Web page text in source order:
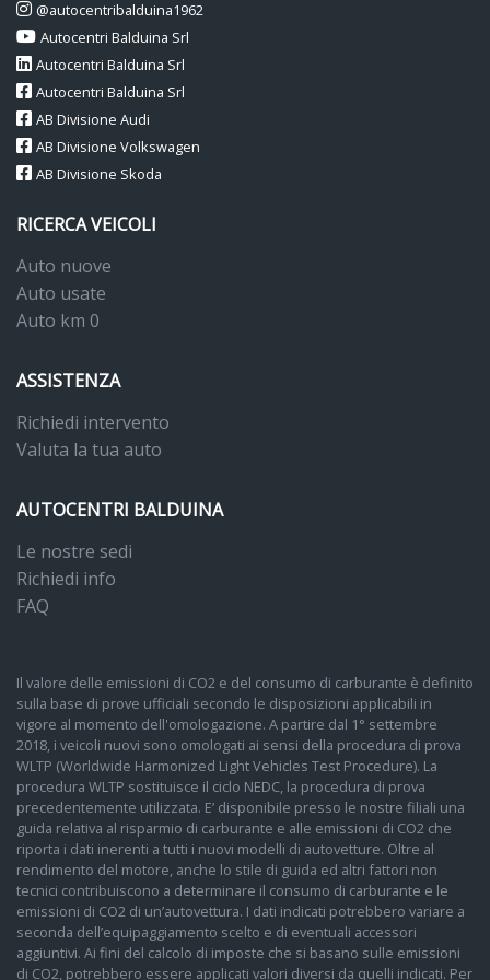
Stabilizzatore del rimorchio tsa
Supporto lombare a regolazione manuale per i sedili anteriori
Tappetini anteriori e posteriori in materiale riciclato
Tasche portaoggetti agli schienali dei sedili anteriori
Vano portaoggetti sotto il sedile lato passeggero
Vetri atermici
Volante multifunzione in pelle
Volante regolabile in altezza e profondità
@autocentribalduina1962
Autocentri Balduina Srl
Autocentri Balduina Srl
Autocentri Balduina Srl
AB Divisione Audi
AB Divisione Volkswagen
AB Divisione Skoda
RICERCA VEICOLI
Auto nuove
Auto usate
Auto km 0
ASSISTENZA
Richiedi intervento
Valuta la tua auto
AUTOCENTRI BALDUINA
Le nostre sedi
Richiedi info
FAQ
Il valore delle emissioni di CO2 e del consumo di carburante è definito
sulla base di prove ufficiali secondo le disposizioni applicabili in
vigore al momento dell'omologazione. A partire dal 1° settembre
2018, i veicoli nuovi sono omologati ai sensi della procedura di prova
WLTP (Worldwide Harmonized Light Vehicles Test Procedure). La
procedura WLTP sostituisce il ciclo NEDC, la procedura di prova
precedentemente utilizzata. E’ disponibile presso le nostre filiali una
guida relativa al risparmio di carburante e alle emissioni di CO2 che
riporta i dati inerenti a tutti i nuovi modelli di autovetture. Oltre al
rendimento del motore, anche lo stile di guida ed altri fattori non
tecnici contribuiscono a determinare il consumo di carburante e le
emissioni di CO2 di un’autovettura. I dati indicati potrebbero variare a
seconda dell’equipaggiamento scelto e di eventuali accessori
aggiuntivi. Ai fini del calcolo di imposte che si basano sulle emissioni
di CO2, potrebbero essere applicati valori diversi da quelli indicati. Per